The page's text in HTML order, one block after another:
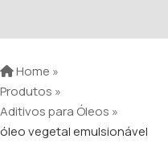
Home »
Produtos »
Aditivos para Óleos »
óleo vegetal emulsionável